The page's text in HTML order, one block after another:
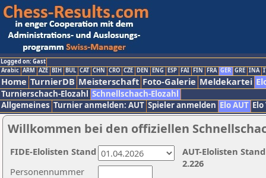
Logged on: Gast
Arabic ARM AZE BIH BUL CAT CHN CRO CZE DEN ENG ESP FAI FIN FRA GER GRE INA
Home TurnierDB Meisterschaft Foto-Galerie Meldekartei
Turnierschach-Elozahl Schnellschach-Elozahl
Allgemeines Turnier anmelden: AUT Spieler anmelden Elo AUT
Willkommen bei den offiziellen
Personennummer
AUT-Elolisten
2.226
FIDE-Elolisten Stand